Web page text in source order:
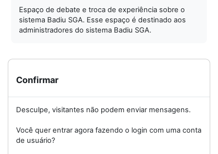
Espaço de debate e troca de experiência sobre o
sistema Badiu SGA. Esse espaço é destinado aos
administradores do sistema Badiu SGA.
Confirmar
Desculpe, visitantes não podem enviar mensagens.
Você quer entrar agora fazendo o login com uma conta
de usuário?